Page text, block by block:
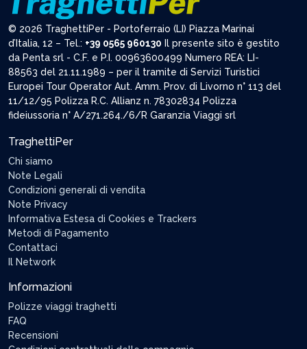
© 2026 TraghettiPer - Portoferraio (LI) Piazza Marinai
d’Italia, 12 – Tel.: +39 0565 960130 Il presente sito è gestito
da Penta srl - C.F. e P.I. 00963600499 Numero REA: LI-
88563 del 21.11.1989 – per il tramite di Servizi Turistici
Europei Tour Operator Aut. Amm. Prov. di Livorno n° 113 del
11/12/95 Polizza R.C. Allianz n. 78302834 Polizza
fideiussoria n° A/271.264./6/R Garanzia Viaggi srl
TraghettiPer
Chi siamo
Note Legali
Condizioni generali di vendita
Note Privacy
Informativa Estesa di Cookies e Trackers
Metodi di Pagamento
Contattaci
Il Network
Informazioni
Polizze viaggi traghetti
FAQ
Recensioni